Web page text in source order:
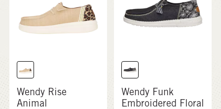
Wendy Rise
Animal
Wendy Funk
Embroidered Floral